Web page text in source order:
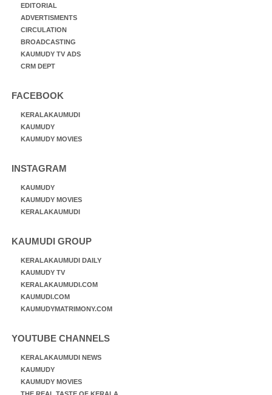
EDITORIAL
ADVERTISMENTS
CIRCULATION
BROADCASTING
KAUMUDY TV ADS
CRM DEPT
FACEBOOK
KERALAKAUMUDI
KAUMUDY
KAUMUDY MOVIES
INSTAGRAM
KAUMUDY
KAUMUDY MOVIES
KERALAKAUMUDI
KAUMUDI GROUP
KERALAKAUMUDI DAILY
KAUMUDY TV
KERALAKAUMUDI.COM
KAUMUDI.COM
KAUMUDYMATRIMONY.COM
YOUTUBE CHANNELS
KERALAKAUMUDI NEWS
KAUMUDY
KAUMUDY MOVIES